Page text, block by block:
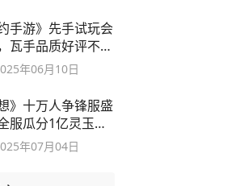
手游》先手试玩会
瓦手品质好评不
年06月10日
》十万人争锋服盛
服瓜分1亿灵玉，
年07月04日